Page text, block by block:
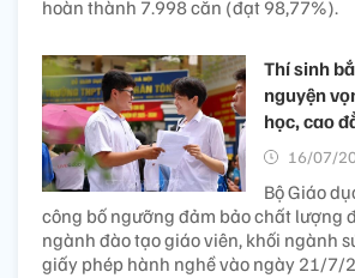
hoàn thành 7.998 căn (đạt 98,77%).
Thí sinh
nguyện
học, cao
16/07/
Bộ Giáo
công bố ngưỡng đảm bảo chất lượng
ngành đào tạo giáo viên, khối ngành
giấy phép hành nghề vào ngày 21/7/